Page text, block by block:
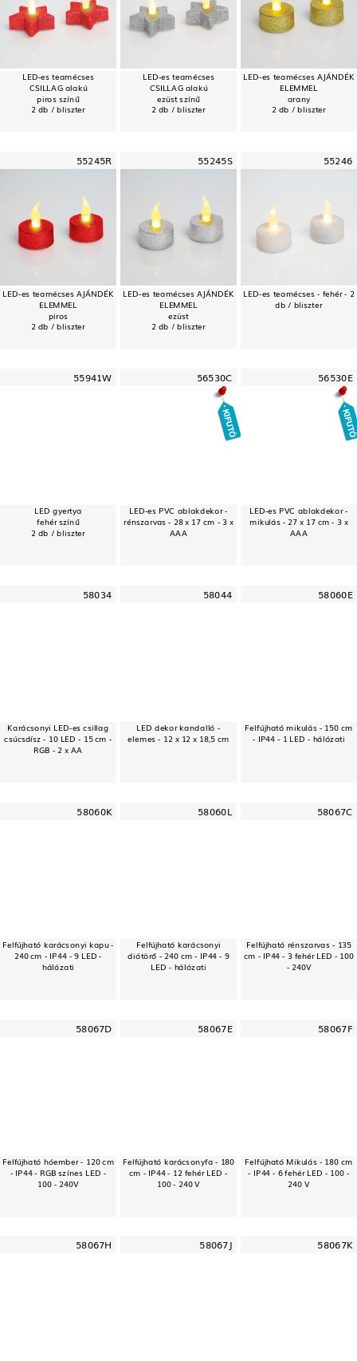
LED-es teamécses
CSILLAG alakú
piros színű
2 db / bliszter
LED-es teamécses
CSILLAG alakú
ezüst színű
2 db / bliszter
LED-es teamécses AJÁNDÉK
ELEMMEL
arany
2 db / bliszter
55245R
LED-es teamécses AJÁNDÉK
ELEMMEL
piros
2 db / bliszter
55245S
LED-es teamécses AJÁNDÉK
ELEMMEL
ezüst
2 db / bliszter
55246
LED-es teamécses - fehér - 2
db / bliszter
55941W
LED gyertya
fehér színű
2 db / bliszter
56530C
LED-es PVC ablakdekor -
rénszarvas - 28 x 17 cm - 3 x
AAA
56530E
LED-es PVC ablakdekor -
mikulás - 27 x 17 cm - 3 x
AAA
58034
Karácsonyi LED-es csillag
csúcsdísz - 10 LED - 15 cm -
RGB - 2 x AA
58044
LED dekor kandalló -
elemes - 12 x 12 x 18,5 cm
58060E
Felfújható mikulás - 150 cm
- IP44 - 1 LED - hálózati
58060K
Felfújható karácsonyi kapu -
240 cm - IP44 - 9 LED -
hálózati
58060L
Felfújható karácsonyi
diótörő - 240 cm - IP44 - 9
LED - hálózati
58067C
Felfújható rénszarvas - 135
cm - IP44 - 3 fehér LED - 100
- 240V
58067D
Felfújható hóember - 120 cm
- IP44 - RGB színes LED -
100 - 240V
58067E
Felfújható karácsonyfa - 180
cm - IP44 - 12 fehér LED -
100 - 240 V
58067F
Felfújható Mikulás - 180 cm
- IP44 - 6 fehér LED - 100 -
240 V
58067H 58067J 58067K